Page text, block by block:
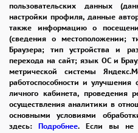
пользовательских данных
настройки профиля, данные
также информацию о
(сведения о
Браузера; тип устройства и
перехода на сайт; язык ОС и
метрической системы
работоспособности и
личного кабинета, проведения
осуществления аналитики в
основными условиями
здесь: Подробнее. Если вы не
ГАРАНТИИ
ОТЗЫВЫ
8 965